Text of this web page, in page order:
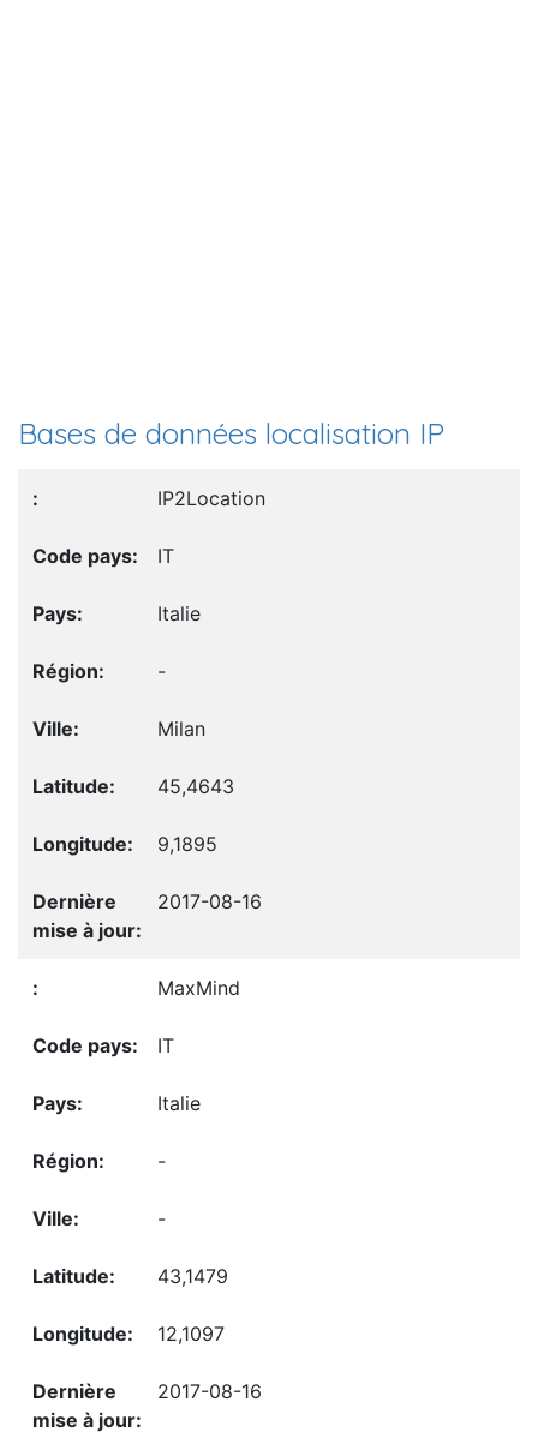
Bases de données localisation IP
IP2Location
IT
Italie
-
Milan
45,4643
9,1895
2017-08-16
MaxMind
IT
Italie
-
-
43,1479
12,1097
2017-08-16